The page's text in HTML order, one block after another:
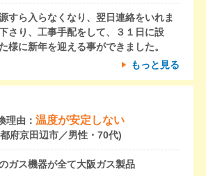
すら入らなくなり、翌日連絡をいれま
さり、工事手配をして、３１日に設
様に新年を迎える事ができました。
もっと見る
理由： 温度が安定しない
府京田辺市／男性・70代)
ガス機器が全て大阪ガス製品